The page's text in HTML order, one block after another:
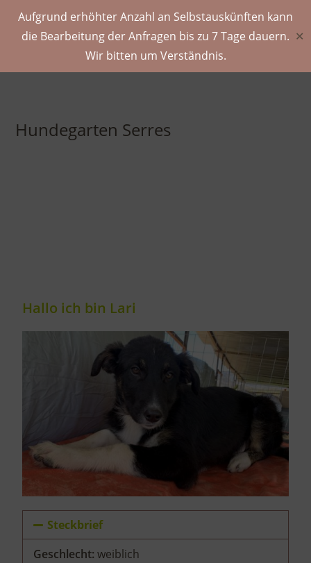
Aufgrund erhöhter Anzahl an Selbstauskünften kann
die Bearbeitung der Anfragen bis zu 7 Tage dauern.
Wir bitten um Verständnis.
✕
Hundegarten Serres
Hallo ich bin Lari
Steckbrief
Geschlecht: weiblich